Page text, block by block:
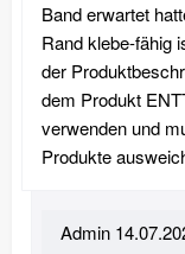
Band erwartet
Rand klebe-fähig
der
dem Produkt
verwenden und
Produkte
Admin